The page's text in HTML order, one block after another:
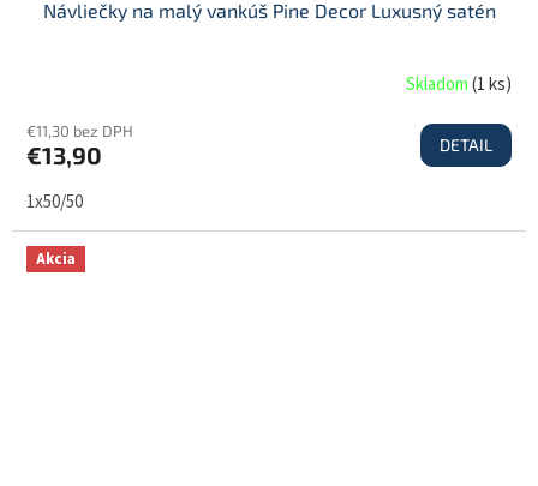
Návliečky na malý vankúš Pine Decor Luxusný satén
Skladom(1 ks)
€11,30 bez DPH
€13,90 DETAIL
1x50/50
Akcia